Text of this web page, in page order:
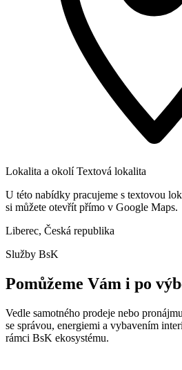
Lokalita a okolí Textová lokalita
U této nabídky pracujeme s textovou
si můžete otevřít přímo v Google Maps.
Liberec, Česká republika
Služby BsK
Pomůžeme Vám i po
Vedle samotného prodeje nebo
se správou, energiemi a vybavením
rámci BsK ekosystému.